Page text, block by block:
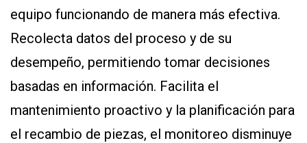
equipo funcionando de manera más efectiva.
Recolecta datos del proceso y de su
desempeño, permitiendo tomar decisiones
basadas en información. Facilita el
mantenimiento proactivo y la planificación para
el recambio de piezas, el monitoreo disminuye